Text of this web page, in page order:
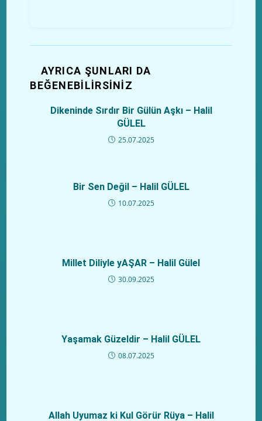
AYRICA ŞUNLARI DA
BEĞENEBILIRSINIZ
Dikeninde Sırdır Bir Gülün Aşkı – Halil
GÜLEL
25.07.2025
Bir Sen Değil – Halil GÜLEL
10.07.2025
Millet Diliyle yAŞAR – Halil Gülel
30.09.2025
Yaşamak Güzeldir – Halil GÜLEL
08.07.2025
Allah Uyumaz ki Kul Görür Rüya – Halil